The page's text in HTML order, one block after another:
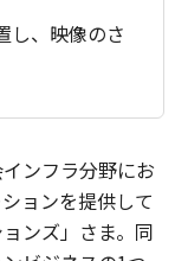
し、映像のさ
ンフラ分野にお
ョンを提供して
ンズ」さま。同